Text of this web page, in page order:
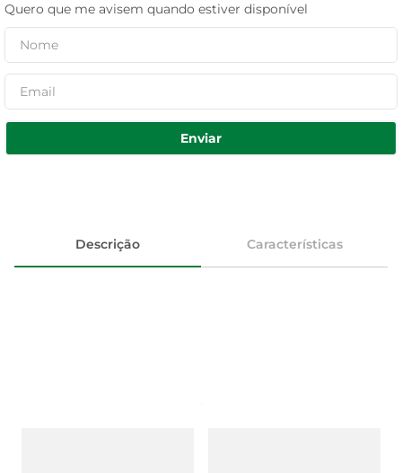
Quero que me avisem quando estiver disponível
Enviar
Descrição Características